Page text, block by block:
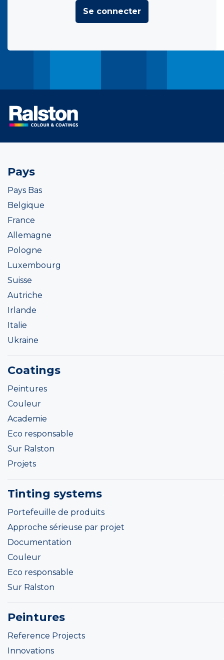
Se connecter
Pays
Pays Bas
Belgique
France
Allemagne
Pologne
Luxembourg
Suisse
Autriche
Irlande
Italie
Ukraine
Coatings
Peintures
Couleur
Academie
Eco responsable
Sur Ralston
Projets
Tinting systems
Portefeuille de produits
Approche sérieuse par projet
Documentation
Couleur
Eco responsable
Sur Ralston
Peintures
Reference Projects
Innovations